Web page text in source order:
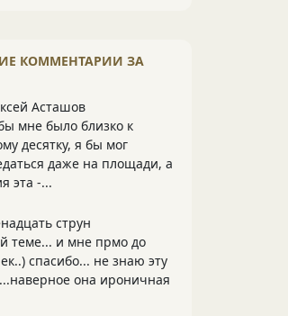
КОММЕНТАРИИ ЗА
Асташов
мне было близко к
десятку, я бы мог
даже на площади, а
эта -...
струн
теме... и мне прмо до
спасибо... не знаю эту
она ироничная